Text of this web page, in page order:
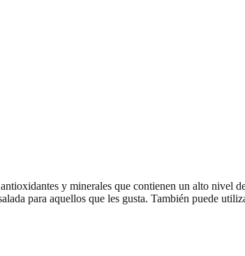
y minerales que contienen un alto nivel
para aquellos que les gusta. También puede